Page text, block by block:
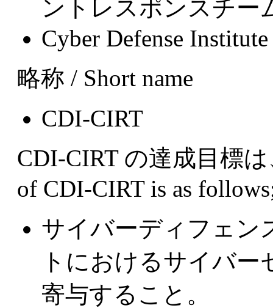
ントレスポンスチー
Cyber Defense
略称 / Short name
CDI-CIRT
CDI-CIRT の達成目標
of CDI-CIRT is as
サイバーディフェン
トにおけるサイバ
寄与すること。